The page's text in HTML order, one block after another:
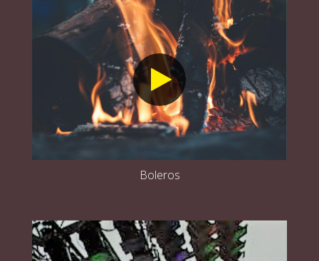
Boleros